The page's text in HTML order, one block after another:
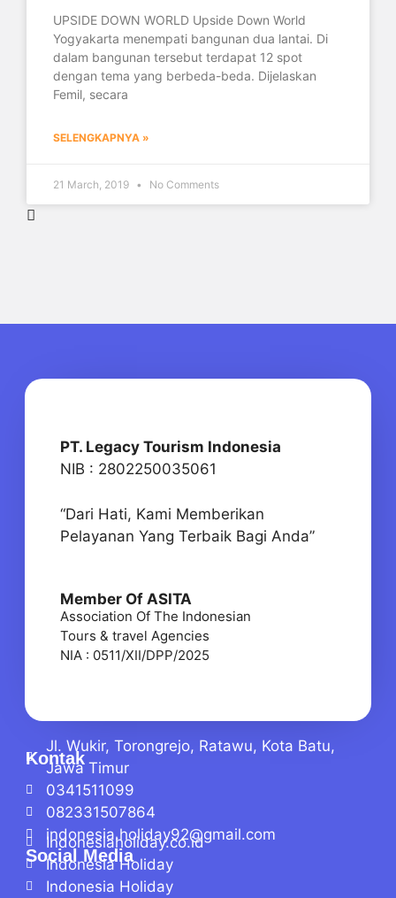
UPSIDE DOWN WORLD Upside Down World
Yogyakarta menempati bangunan dua lantai. Di
dalam bangunan tersebut terdapat 12 spot
dengan tema yang berbeda-beda. Dijelaskan
Femil, secara
SELENGKAPNYA »
21 March, 2019 No Comments
PT. Legacy Tourism Indonesia
NIB : 2802250035061
“Dari Hati, Kami Memberikan
Pelayanan Yang Terbaik Bagi Anda”
Member Of ASITA
Association Of The Indonesian
Tours & travel Agencies
NIA : 0511/XII/DPP/2025
Kontak
Jl. Wukir, Torongrejo, Ratawu, Kota Batu,
Jawa Timur
0341511099
082331507864
indonesia.holiday92@gmail.com
Social Media
Indonesiaholiday.co.id
Indonesia Holiday
Indonesia Holiday